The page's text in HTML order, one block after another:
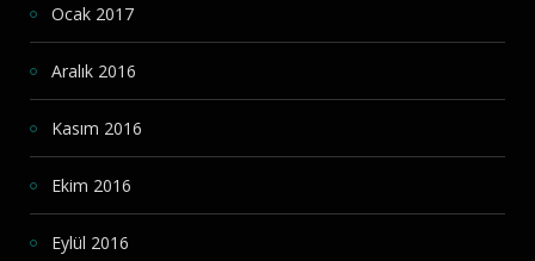
Ocak 2017
Aralık 2016
Kasım 2016
Ekim 2016
Eylül 2016